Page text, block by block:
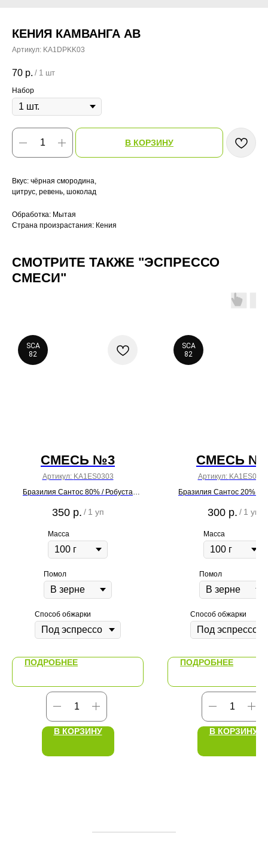
КЕНИЯ КАМВАНГА АВ
Артикул: KA1DPKK03
70 р. / 1 шт
Набор
В КОРЗИНУ
Вкус: чёрная смородина,
цитрус, ревень, шоколад
Обработка: Мытая
Страна произрастания: Кения
СМОТРИТЕ ТАКЖЕ "ЭСПРЕССО
СМЕСИ"
SCA
82
СМЕСЬ №3
Артикул: KA1ES0303
Бразилия Сантос 80% / Робуста
350 р. / 1 уп
Масса
Помол
Способ обжарки
ПОДРОБНЕЕ
В КОРЗИНУ
SCA
82
СМЕСЬ
Артикул:
Бразилия Сантос 20% /
300 р. / 1 уп
Масса
Помол
Способ обжарки
ПОДРОБНЕЕ
В КОРЗИНУ